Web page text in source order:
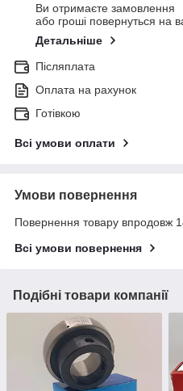
Ви отримаєте замовлення
або гроші повернуться на
Детальніше
Післяплата
Оплата на рахунок
Готівкою
Всі умови оплати
Умови повернення
Повернення товару впродовж
Всі умови повернення
Подібні товари компанії